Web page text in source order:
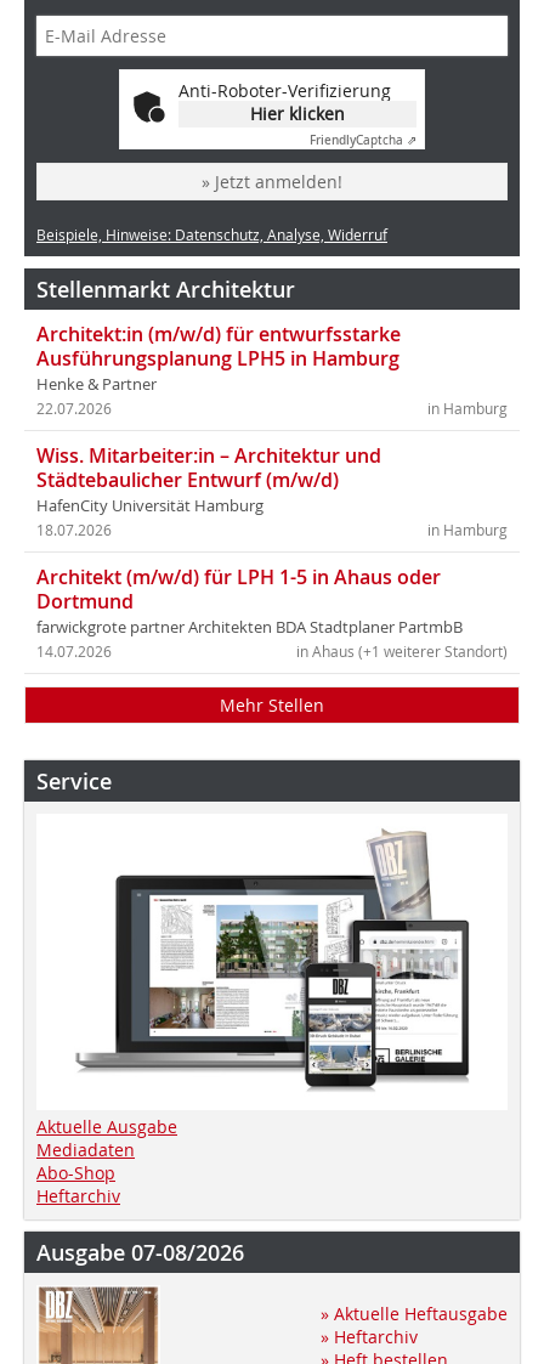
Anti-Roboter-Verifizierung
Hier klicken
FriendlyCaptcha ⇗
» Jetzt anmelden!
Beispiele, Hinweise: Datenschutz, Analyse, Widerruf
Stellenmarkt Architektur
Architekt:in (m/w/d) für entwurfsstarke
Ausführungsplanung LPH5 in Hamburg
Henke & Partner
in Hamburg
22.07.2026
Wiss. Mitarbeiter:in – Architektur und
Städtebaulicher Entwurf (m/w/d)
HafenCity Universität Hamburg
in Hamburg
18.07.2026
Architekt (m/w/d) für LPH 1-5 in Ahaus oder
Dortmund
farwickgrote partner Architekten BDA Stadtplaner PartmbB
in Ahaus (+1 weiterer Standort)
14.07.2026
Mehr Stellen
Service
Aktuelle Ausgabe
Mediadaten
Abo-Shop
Heftarchiv
Ausgabe 07-08/2026
» Aktuelle Heftausgabe
» Heftarchiv
» Heft bestellen